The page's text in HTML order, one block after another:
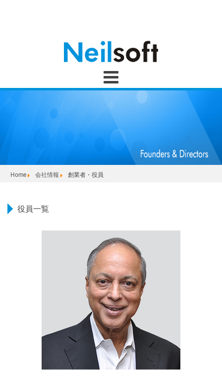
Home 会社情報 創業者・役員
役員一覧